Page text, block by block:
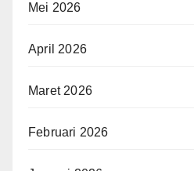
Mei 2026
April 2026
Maret 2026
Februari 2026